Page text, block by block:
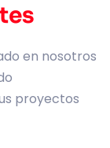
en nosotros
proyectos